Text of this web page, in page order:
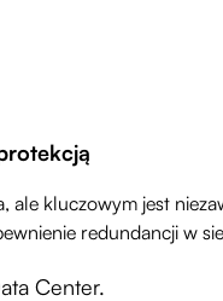
ale kluczowym jest
redundancji w
Center.